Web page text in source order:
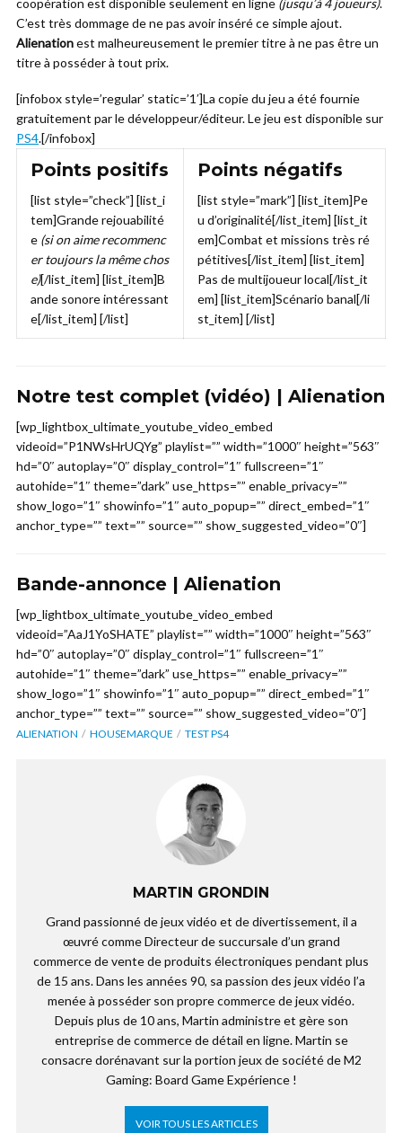
coopération est disponible seulement en ligne (jusqu’à 4 joueurs).
C’est très dommage de ne pas avoir inséré ce simple ajout.
Alienationest malheureusement le premier titre à ne pas être un
titre à posséder à tout prix.
[infobox style=’regular’ static=’1′]La copie du jeu a été fournie
gratuitement par le développeur/éditeur. Le jeu est disponible sur
PS4.[/infobox]
Points positifs
[list style=”check”] [list_i
tem]Grande rejouabilité
e (si on aime recommenc
er toujours la même chos
e)[/list_item] [list_item]B
ande sonore intéressant
e[/list_item] [/list]
Points négatifs
[list style=”mark”] [list_item]Pe
u d’originalité[/list_item] [list_it
em]Combat et missions très ré
pétitives[/list_item] [list_item]
Pas de multijoueur local[/list_it
em] [list_item]Scénario banal[/li
st_item] [/list]
Notre test complet (vidéo) | Alienation
[wp_lightbox_ultimate_youtube_video_embed
videoid=”P1NWsHrUQYg” playlist=”” width=”1000″ height=”563″
hd=”0″ autoplay=”0″ display_control=”1″ fullscreen=”1″
autohide=”1″ theme=”dark” use_https=”” enable_privacy=””
show_logo=”1″ showinfo=”1″ auto_popup=”” direct_embed=”1″
anchor_type=”” text=”” source=”” show_suggested_video=”0″]
Bande-annonce | Alienation
[wp_lightbox_ultimate_youtube_video_embed
videoid=”AaJ1YoSHATE” playlist=”” width=”1000″ height=”563″
hd=”0″ autoplay=”0″ display_control=”1″ fullscreen=”1″
autohide=”1″ theme=”dark” use_https=”” enable_privacy=””
show_logo=”1″ showinfo=”1″ auto_popup=”” direct_embed=”1″
anchor_type=”” text=”” source=”” show_suggested_video=”0″]
ALIENATION HOUSEMARQUE TEST PS4
MARTIN GRONDIN
Grand passionné de jeux vidéo et de divertissement, il a
œuvré comme Directeur de succursale d’un grand
commerce de vente de produits électroniques pendant plus
de 15 ans. Dans les années 90, sa passion des jeux vidéo l’a
menée à posséder son propre commerce de jeux vidéo.
Depuis plus de 10 ans, Martin administre et gère son
entreprise de commerce de détail en ligne. Martin se
consacre dorénavant sur la portion jeux de société de M2
Gaming: Board Game Expérience !
VOIR TOUS LES ARTICLES